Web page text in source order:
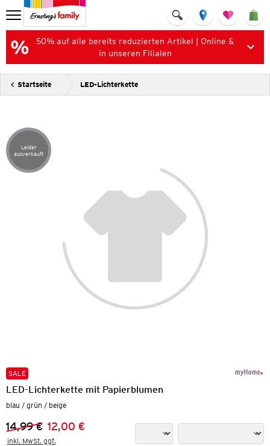
50% auf alle bereits reduzierten Artikel | Online &
in unseren Filialen
Startseite LED-Lichterkette
Artikel leider ausverkauft
Leider
ausverkauft
SALE
LED-Lichterkette mit Papierblumen
blau / grün / beige
Vorheriger Preis:
14,99 €
Neuer Preis:
12,00 €
inkl. MwSt. ggf.